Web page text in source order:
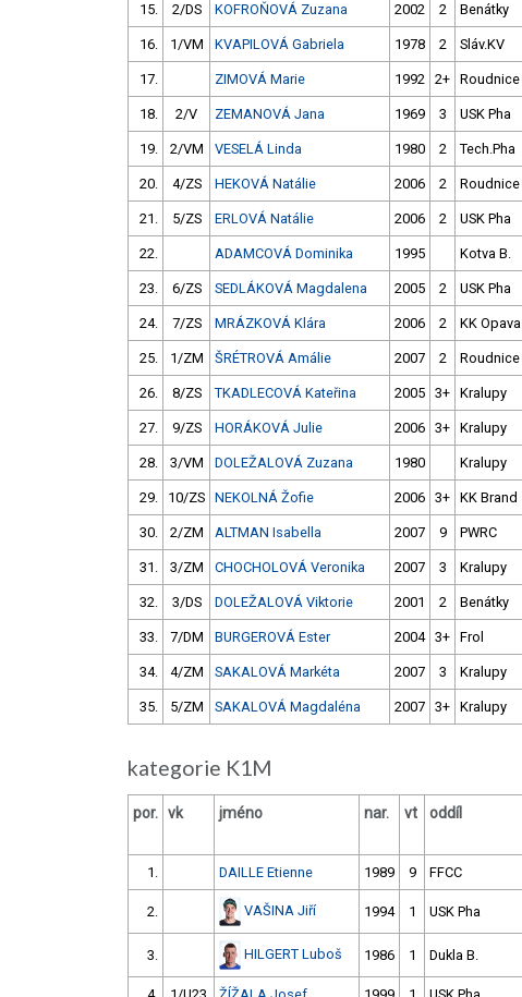
15. 2/DS KOFROŇOVÁ Zuzana 2002 2 Benátky
16. 1/VM KVAPILOVÁ Gabriela 1978 2 Sláv.KV
17. ZIMOVÁ Marie 1992 2+ Roudnice
18. 2/V ZEMANOVÁ Jana 1969 3 USK Pha
19. 2/VM VESELÁ Linda 1980 2 Tech.Pha
20. 4/ZS HEKOVÁ Natálie 2006 2 Roudnice
21. 5/ZS ERLOVÁ Natálie 2006 2 USK Pha
22. ADAMCOVÁ Dominika 1995 Kotva B.
23. 6/ZS SEDLÁKOVÁ Magdalena 2005 2 USK Pha
24. 7/ZS MRÁZKOVÁ Klára 2006 2 KK Opava
25. 1/ZM ŠRÉTROVÁ Amálie 2007 2 Roudnice
26. 8/ZS TKADLECOVÁ Kateřina 2005 3+ Kralupy
27. 9/ZS HORÁKOVÁ Julie 2006 3+ Kralupy
28. 3/VM DOLEŽALOVÁ Zuzana 1980 Kralupy
29. 10/ZS NEKOLNÁ Žofie 2006 3+ KK Brand
30. 2/ZM ALTMAN Isabella 2007 9 PWRC
31. 3/ZM CHOCHOLOVÁ Veronika 2007 3 Kralupy
32. 3/DS DOLEŽALOVÁ Viktorie 2001 2 Benátky
33. 7/DM BURGEROVÁ Ester 2004 3+ Frol
34. 4/ZM SAKALOVÁ Markéta 2007 3 Kralupy
35. 5/ZM SAKALOVÁ Magdaléna 2007 3+ Kralupy
kategorie K1M
por. vk jméno nar. vt oddíl
1. DAILLE Etienne 1989 9 FFCC
2. VAŠINA Jiří 1994 1 USK Pha
3. HILGERT Luboš 1986 1 Dukla B.